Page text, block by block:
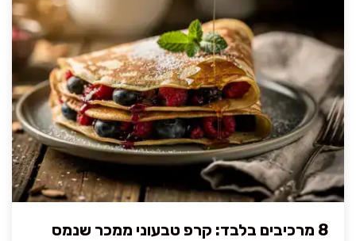
8 מרכיבים בלבד: קרפ טבעוני ממכר שנמס